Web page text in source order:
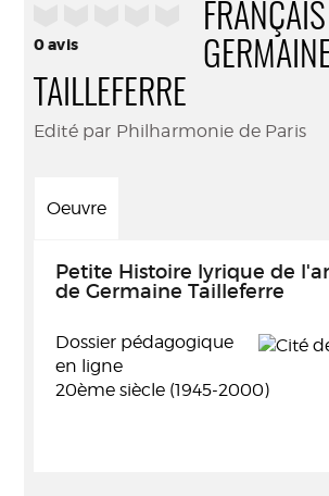
0avis
TAILLEFERRE
Edité par Philharmonie de Paris
Oeuvre
Petite Histoire lyrique de
de Germaine Tailleferre
Dossier pédagogique
en ligne
20ème siècle (1945-2000)